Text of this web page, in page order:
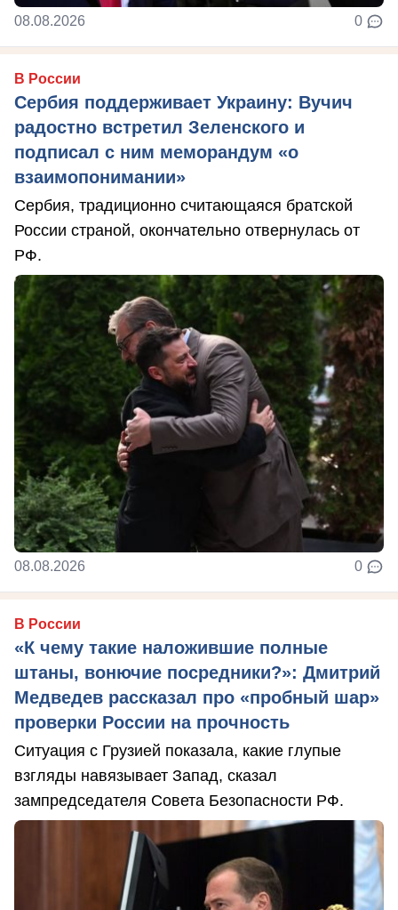
08.08.2026 0
В России
Сербия поддерживает Украину: Вучич
радостно встретил Зеленского и
подписал с ним меморандум «о
взаимопонимании»
Сербия, традиционно считающаяся братской
России страной, окончательно отвернулась от
РФ.
08.08.2026 0
В России
«К чему такие наложившие полные
штаны, вонючие посредники?»: Дмитрий
Медведев рассказал про «пробный шар»
проверки России на прочность
Ситуация с Грузией показала, какие глупые
взгляды навязывает Запад, сказал
зампредседателя Совета Безопасности РФ.